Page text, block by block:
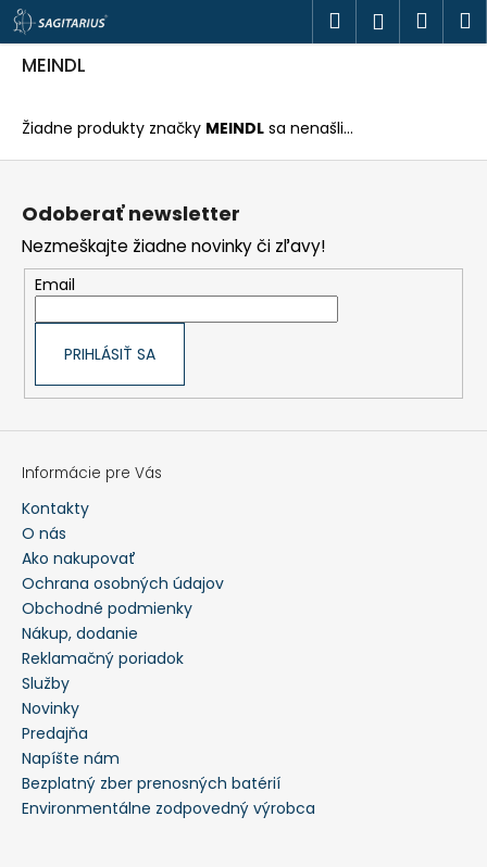
Prejsť
na
obsah
Hľadať
MEINDL
Žiadne produkty značky MEINDL sa nenašli...
š Späť
Späť
o
p
o
e
b
u
ť
O
d
p
o
r
ú
č
a
m
e
PEVNÉ
POĽOVNÍCKE
Z
Odoberať newsletter
Nezmeškajte žiadne novinky či zľavy!
Email
PRIHLÁSIŤ SA
Informácie pre Vás
Kontakty
O nás
Ako nakupovať
Ochrana osobných údajov
Obchodné podmienky
Nákup, dodanie
Reklamačný poriadok
Služby
Novinky
Predajňa
Napíšte nám
Bezplatný zber prenosných batérií
Environmentálne zodpovedný výrobca